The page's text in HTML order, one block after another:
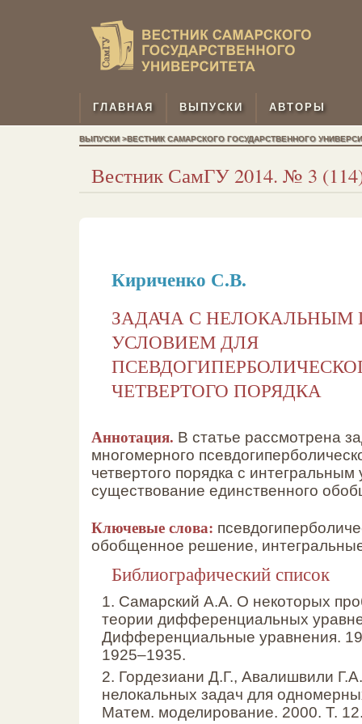
ГЛАВНАЯ ВЫПУСКИ АВТОРЫ
ВЫПУСКИ >ВЕСТНИК САМАРСКОГО ГОСУДАРСТВЕННОГО
Вестник СамГУ 2014. № 3
Кириченко С.В.
ЗАДАЧА С НЕЛОКАЛЬНЫМ
УСЛОВИЕМ ДЛЯ
ЧЕТВЕРТОГО ПОРЯДКА
Аннотация. В статье рассмотрена
многомерного
четвертого порядка с
существование единственного
Ключевые слова:
обобщенное решение,
Библиографический список
1. Самарский А.А. О некоторых
теории дифференциальных
Дифференциальные уравнения.
1925–1935.
2. Гордезиани Д.Г., Авалишвили
нелокальных задач для
Матем. моделирование. 2000. Т.